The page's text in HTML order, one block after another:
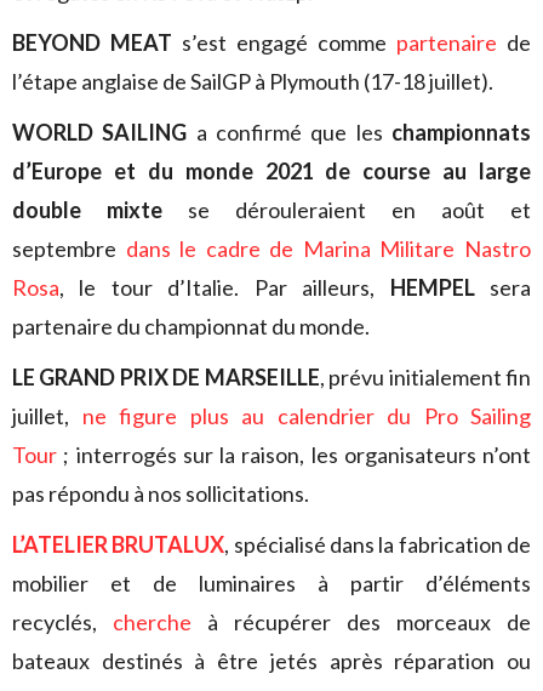
BEYOND MEAT s’est engagé comme partenaire de
l’étape anglaise de SailGP à Plymouth (17-18 juillet).
WORLD SAILING a confirmé que les championnats
d’Europe et du monde 2021 de course au large
double mixte se dérouleraient en août et
septembre dans le cadre de Marina Militare Nastro
Rosa, le tour d’Italie. Par ailleurs, HEMPELsera
partenaire du championnat du monde.
LE GRAND PRIX DE MARSEILLE, prévu initialement fin
juillet, ne figure plus au calendrier du Pro Sailing
Tour ; interrogés sur la raison, les organisateurs n’ont
pas répondu à nos sollicitations.
L’ATELIER BRUTALUX, spécialisé dans la fabrication de
mobilier et de luminaires à partir d’éléments
recyclés, cherche à récupérer des morceaux de
bateaux destinés à être jetés après réparation ou